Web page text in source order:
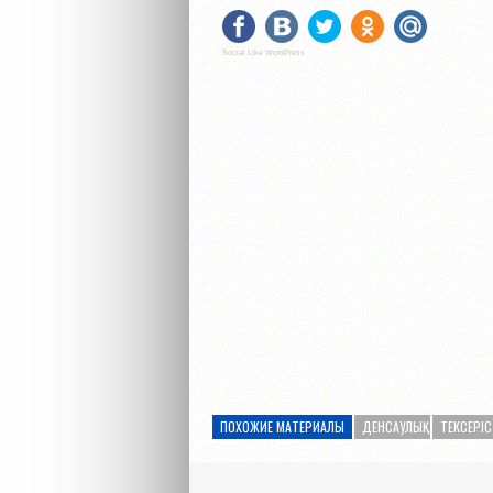
Social Like WordPress
ПОХОЖИЕ МАТЕРИАЛЫ ДЕНСАУЛЫҚ ТЕКСЕРІС